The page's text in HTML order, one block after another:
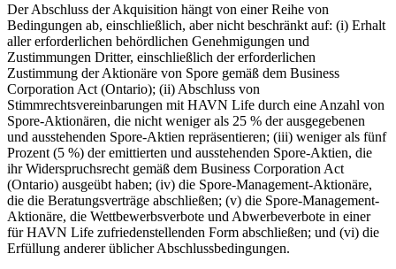
Der Abschluss der Akquisition hängt von einer Reihe von
Bedingungen ab, einschließlich, aber nicht beschränkt auf: (i) Erhalt
aller erforderlichen behördlichen Genehmigungen und
Zustimmungen Dritter, einschließlich der erforderlichen
Zustimmung der Aktionäre von Spore gemäß dem Business
Corporation Act (Ontario); (ii) Abschluss von
Stimmrechtsvereinbarungen mit HAVN Life durch eine Anzahl von
Spore-Aktionären, die nicht weniger als 25 % der ausgegebenen
und ausstehenden Spore-Aktien repräsentieren; (iii) weniger als fünf
Prozent (5 %) der emittierten und ausstehenden Spore-Aktien, die
ihr Widerspruchsrecht gemäß dem Business Corporation Act
(Ontario) ausgeübt haben; (iv) die Spore-Management-Aktionäre,
die die Beratungsverträge abschließen; (v) die Spore-Management-
Aktionäre, die Wettbewerbsverbote und Abwerbeverbote in einer
für HAVN Life zufriedenstellenden Form abschließen; und (vi) die
Erfüllung anderer üblicher Abschlussbedingungen.